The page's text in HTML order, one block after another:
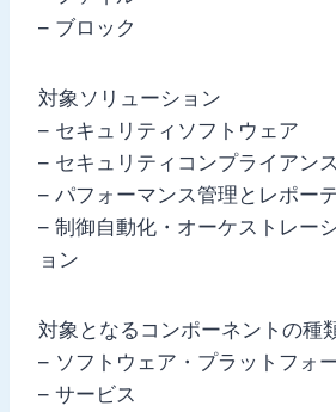
– ブロック
対象ソリューション
– セキュリティソフトウェア
– セキュリティコンプライアン
– パフォーマンス管理とレポー
– 制御自動化・オーケストレー
ョン
対象となるコンポーネントの種
– ソフトウェア・プラットフォ
– サービス